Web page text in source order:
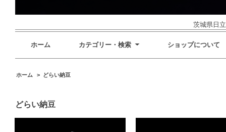
茨城県日
ホーム カテゴリー・検索 ショップについて
ホーム > どらい納豆
どらい納豆